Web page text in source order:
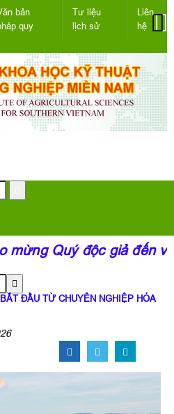
bản
quy
Tư liệu
lịch sử
Liên
hệ
mừng Quý độc giả đến
ĐẦU TỪ CHUYÊN NGHIỆP HÓA